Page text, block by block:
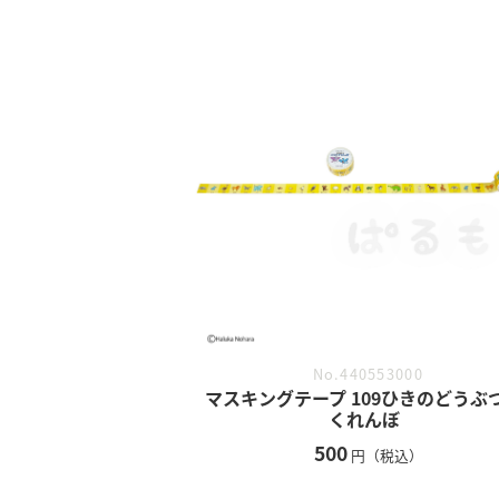
No.440553000
マスキングテープ 109ひきのどうぶ
くれんぼ
500 円（税込）